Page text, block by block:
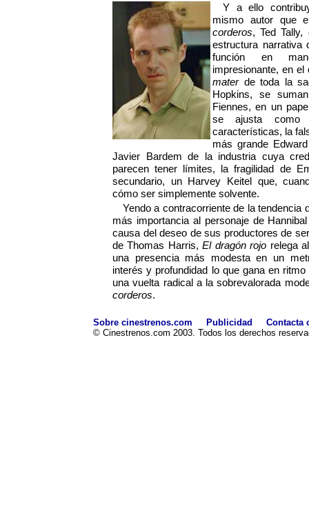
Y a ello
mismo autor que
corderos, Ted Tally,
estructura narrativa
función en
impresionante, en
mater de toda la
Hopkins, se
Fiennes, en un
se ajusta
características, la
más grande
Javier Bardem de la industria cuya
parecen tener límites, la fragilidad de
secundario, un Harvey Keitel que,
cómo ser simplemente solvente.
Yendo a contracorriente de la tendencia
más importancia al personaje de
causa del deseo de sus productores de
de Thomas Harris,El dragón rojo relega
una presencia más modesta en un
interés y profundidad lo que gana en
una vuelta radical a la sobrevalorada
corderos.
Sobre cinestrenos.com Publicidad
Contacta
© Cinestrenos.com 2003. Todos los derechos